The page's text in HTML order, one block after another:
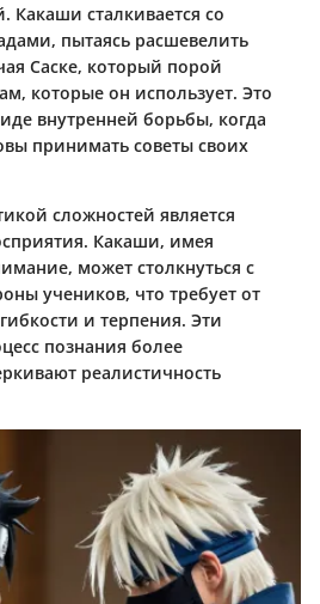
Какаши сталкивается со
пытаясь расшевелить
Саске, который порой
которые он использует. Это
внутренней борьбы, когда
принимать советы своих
сложностей является
Какаши, имея
может столкнуться с
учеников, что требует от
и терпения. Эти
познания более
реалистичность